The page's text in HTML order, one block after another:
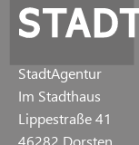
StadtAgentur
Im Stadthaus
Lippestraße 41
46282 Dorsten